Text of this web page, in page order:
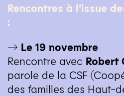
Rencontres à l’issue
:
→ Le 19 novembre
Rencontre avec Robert
parole de la CSF
des familles des Haut-